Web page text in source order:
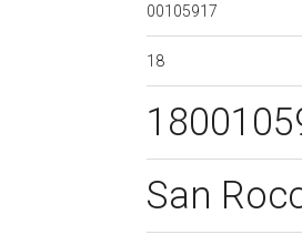
00105917
18
San